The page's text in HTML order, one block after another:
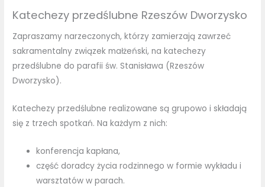
Katechezy przedślubne Rzeszów Dworzysko
Zapraszamy narzeczonych, którzy zamierzają zawrzeć
sakramentalny związek małżeński, na katechezy
przedślubne do parafii św. Stanisława (Rzeszów
Dworzysko).
Katechezy przedślubne realizowane są grupowo i składają
się z trzech spotkań. Na każdym z nich:
konferencja kapłana,
część doradcy życia rodzinnego w formie wykładu i
warsztatów w parach.